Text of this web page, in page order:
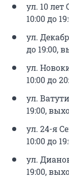
ул. 10 лет
10:00 до
ул.
до 19:00,
ул.
10:00 до
ул.
19:00,
ул. 24-я
10:00 до
ул.
19:00,